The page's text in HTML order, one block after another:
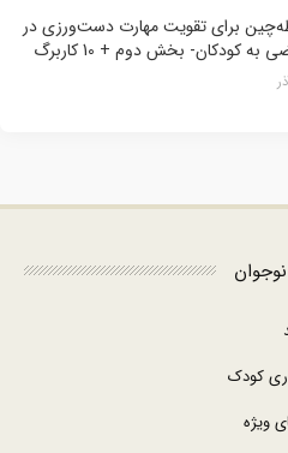
برای تقویت مهارت دست‌ورزی در
آموزش ریاضی به کودکان- بخش دوم + 10 کاربرگ
کودک
ویژه